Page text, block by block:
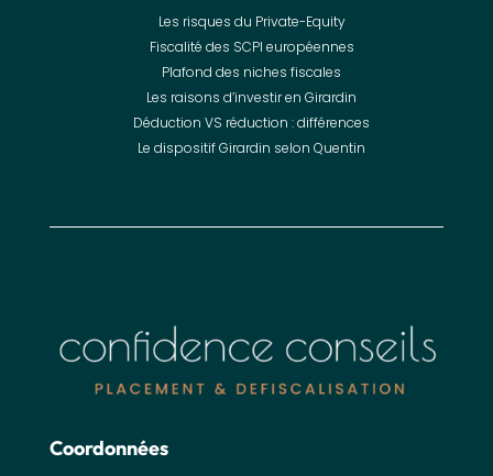
Les risques du Private-Equity
Fiscalité des SCPI européennes
Plafond des niches fiscales
Les raisons d’investir en Girardin
Déduction VS réduction : différences
Le dispositif Girardin selon Quentin
Coordonnées